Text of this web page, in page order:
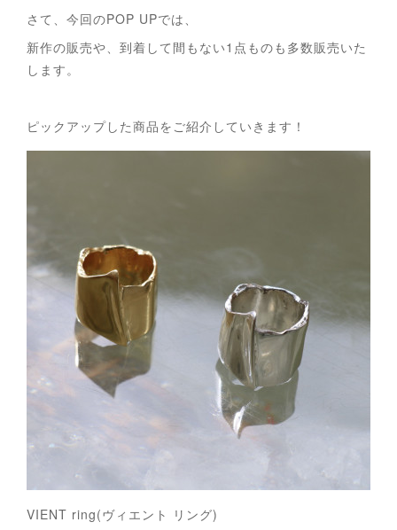
さて、今回のPOP UPでは、
新作の販売や、到着して間もない1点ものも多数販売いた
します。
ピックアップした商品をご紹介していきます！
VIENT ring(ヴィエント リング)